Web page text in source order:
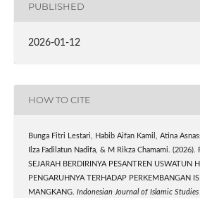
PUBLISHED
2026-01-12
HOW TO CITE
Bunga Fitri Lestari, Habib Aifan Kamil, Atina
Ilza Fadilatun Nadifa, & M Rikza Chamami. (2026).
SEJARAH BERDIRINYA PESANTREN USWATUN
PENGARUHNYA TERHADAP PERKEMBANGAN
MANGKANG. Indonesian Journal of Islamic Studies